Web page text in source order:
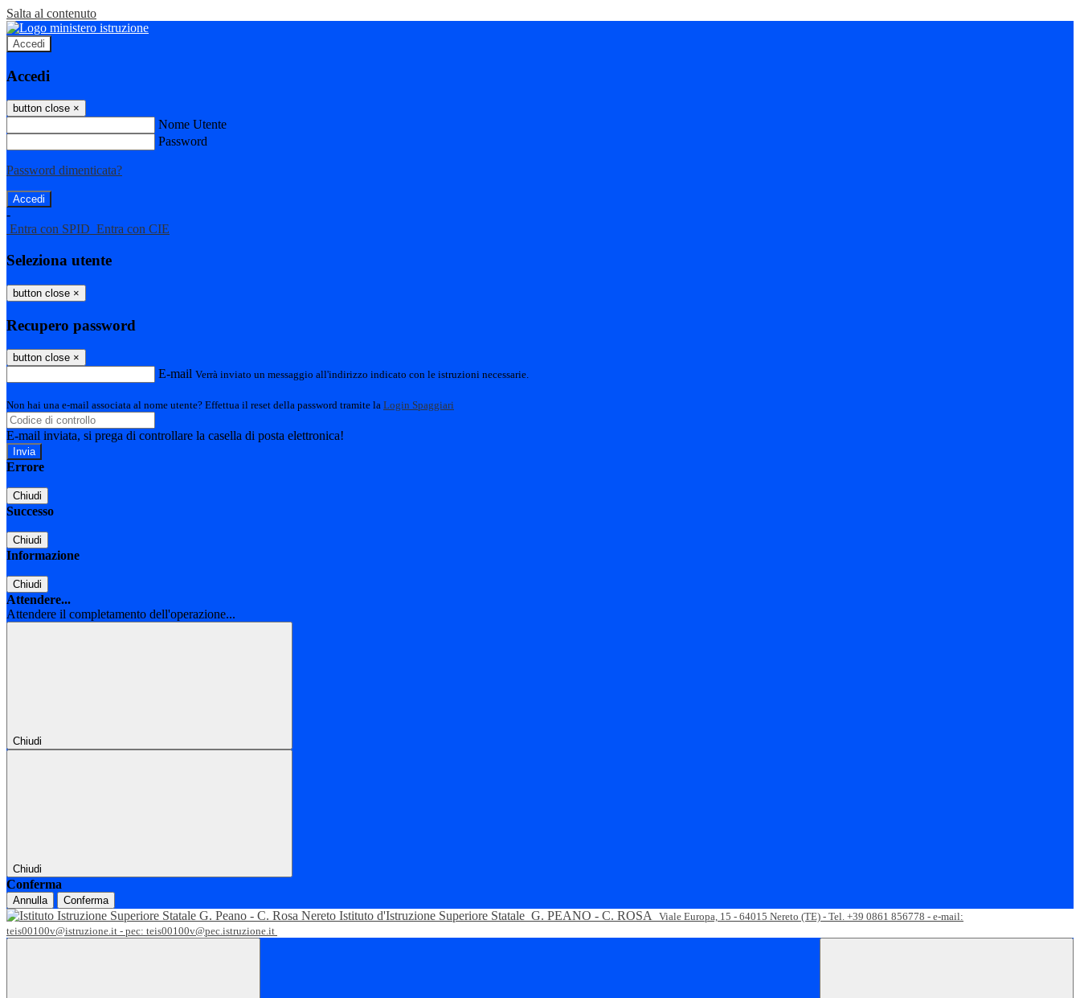
Salta al contenuto
Accedi
Accedi
button close ×
Nome Utente
Password
Password dimenticata?
-
Entra con SPID Entra con CIE
Seleziona utente
button close ×
Recupero password
button close ×
E-mail Verrà inviato un messaggio all'indirizzo indicato con le istruzioni necessarie.
Non hai una e-mail associata al nome utente? Effettua il reset della password tramite la Login Spaggiari
E-mail inviata, si prega di controllare la casella di posta elettronica!
Errore
Chiudi
Successo
Chiudi
Informazione
Chiudi
Attendere...
Attendere il completamento dell'operazione...
Chiudi
Chiudi
Conferma
Annulla Conferma
Istituto d'Istruzione Superiore Statale G. PEANO - C. ROSA
Viale Europa, 15 - 64015 Nereto (TE) - Tel. +39 0861 856778 - e-mail:
teis00100v@istruzione.it - pec: teis00100v@pec.istruzione.it